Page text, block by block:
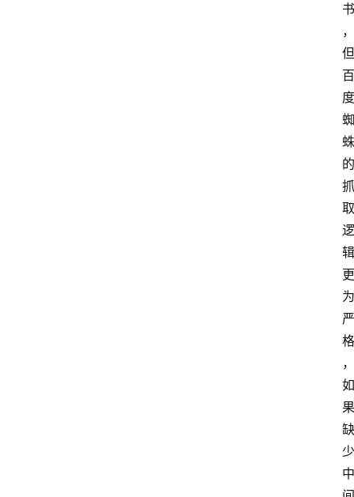
书
，
但
百
度
蜘
蛛
的
抓
取
逻
辑
更
为
严
格
，
如
果
缺
少
中